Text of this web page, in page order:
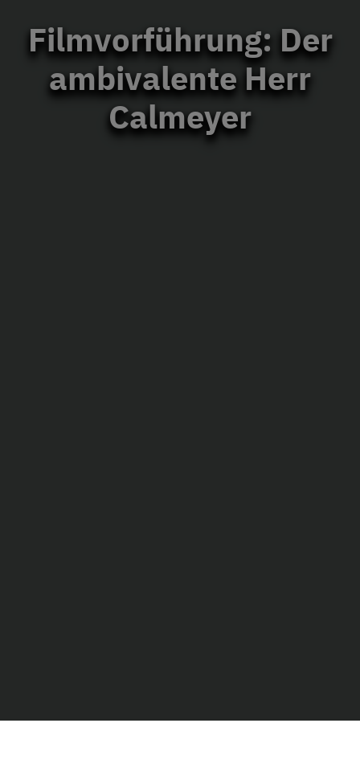
Filmvorführung: Der
ambivalente Herr
Calmeyer